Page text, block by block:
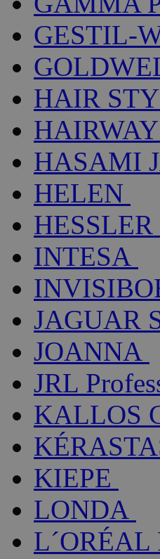
GESTIL-
HAIR
HAIRWAY
HASAMI
HELEN
HESSLER
INTESA
JAGUAR
JOANNA
JRL
KALLOS
KIEPE
LONDA
L´ORÉAL